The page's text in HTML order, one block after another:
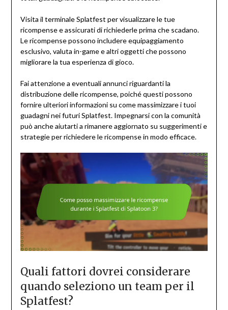
Visita il terminale Splatfest per visualizzare le tue
ricompense e assicurati di richiederle prima che scadano.
Le ricompense possono includere equipaggiamento
esclusivo, valuta in-game e altri oggetti che possono
migliorare la tua esperienza di gioco.
Fai attenzione a eventuali annunci riguardanti la
distribuzione delle ricompense, poiché questi possono
fornire ulteriori informazioni su come massimizzare i tuoi
guadagni nei futuri Splatfest. Impegnarsi con la comunità
può anche aiutarti a rimanere aggiornato su suggerimenti e
strategie per richiedere le ricompense in modo efficace.
Quali fattori dovrei considerare
quando seleziono un team per il
Splatfest?